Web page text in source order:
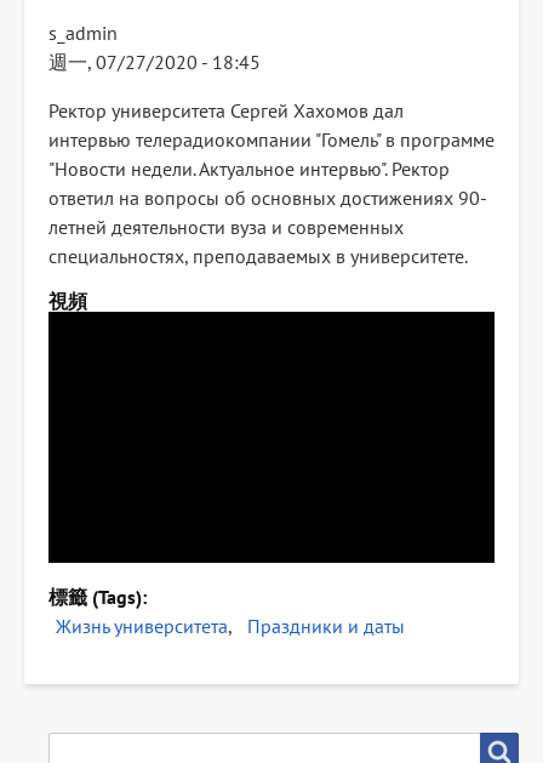
s_admin
週一, 07/27/2020 - 18:45
Ректор университета Сергей Хахомов дал
интервью телерадиокомпании "Гомель" в программе
"Новости недели. Актуальное интервью". Ректор
ответил на вопросы об основных достижениях 90-
летней деятельности вуза и современных
специальностях, преподаваемых в университете.
視頻
標籤 (Tags)
Жизнь университета
Праздники и даты